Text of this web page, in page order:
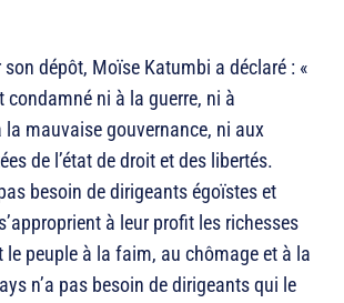
son dépôt, Moïse Katumbi a déclaré : «
condamné ni à la guerre, ni à
la mauvaise gouvernance, ni aux
de l’état de droit et des libertés.
besoin de dirigeants égoïstes et
à leur profit les richesses
peuple à la faim, au chômage et à la
n’a pas besoin de dirigeants qui le